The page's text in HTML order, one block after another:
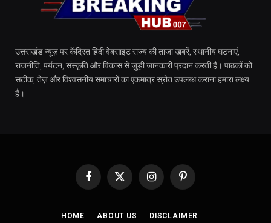
उत्तराखंड न्यूज़ पर केंद्रित हिंदी वेबसाइट राज्य की ताज़ा खबरें, स्थानीय घटनाएं,
राजनीति, पर्यटन, संस्कृति और विकास से जुड़ी जानकारी प्रदान करती है। पाठकों को
सटीक, तेज़ और विश्वसनीय समाचारों का एकमात्र स्रोत उपलब्ध कराना हमारा लक्ष्य
है।
Facebook
X
InstagramPinterest
HOME ABOUT US DISCLAIMER